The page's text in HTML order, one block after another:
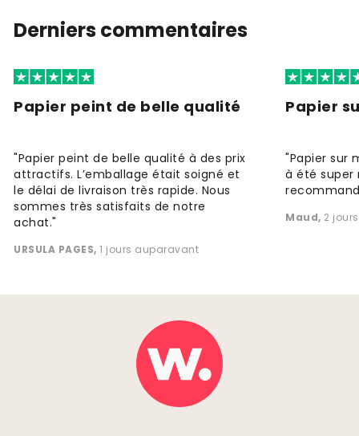
Derniers commentaires
Papier peint de belle qualité
"Papier peint de belle qualité à des prix
attractifs. L’emballage était soigné et
le délai de livraison très rapide. Nous
sommes très satisfaits de notre
achat."
URSULA PAGES, 1 jours auparavant
Papier
"Papier sur
à été super
Maud, 2